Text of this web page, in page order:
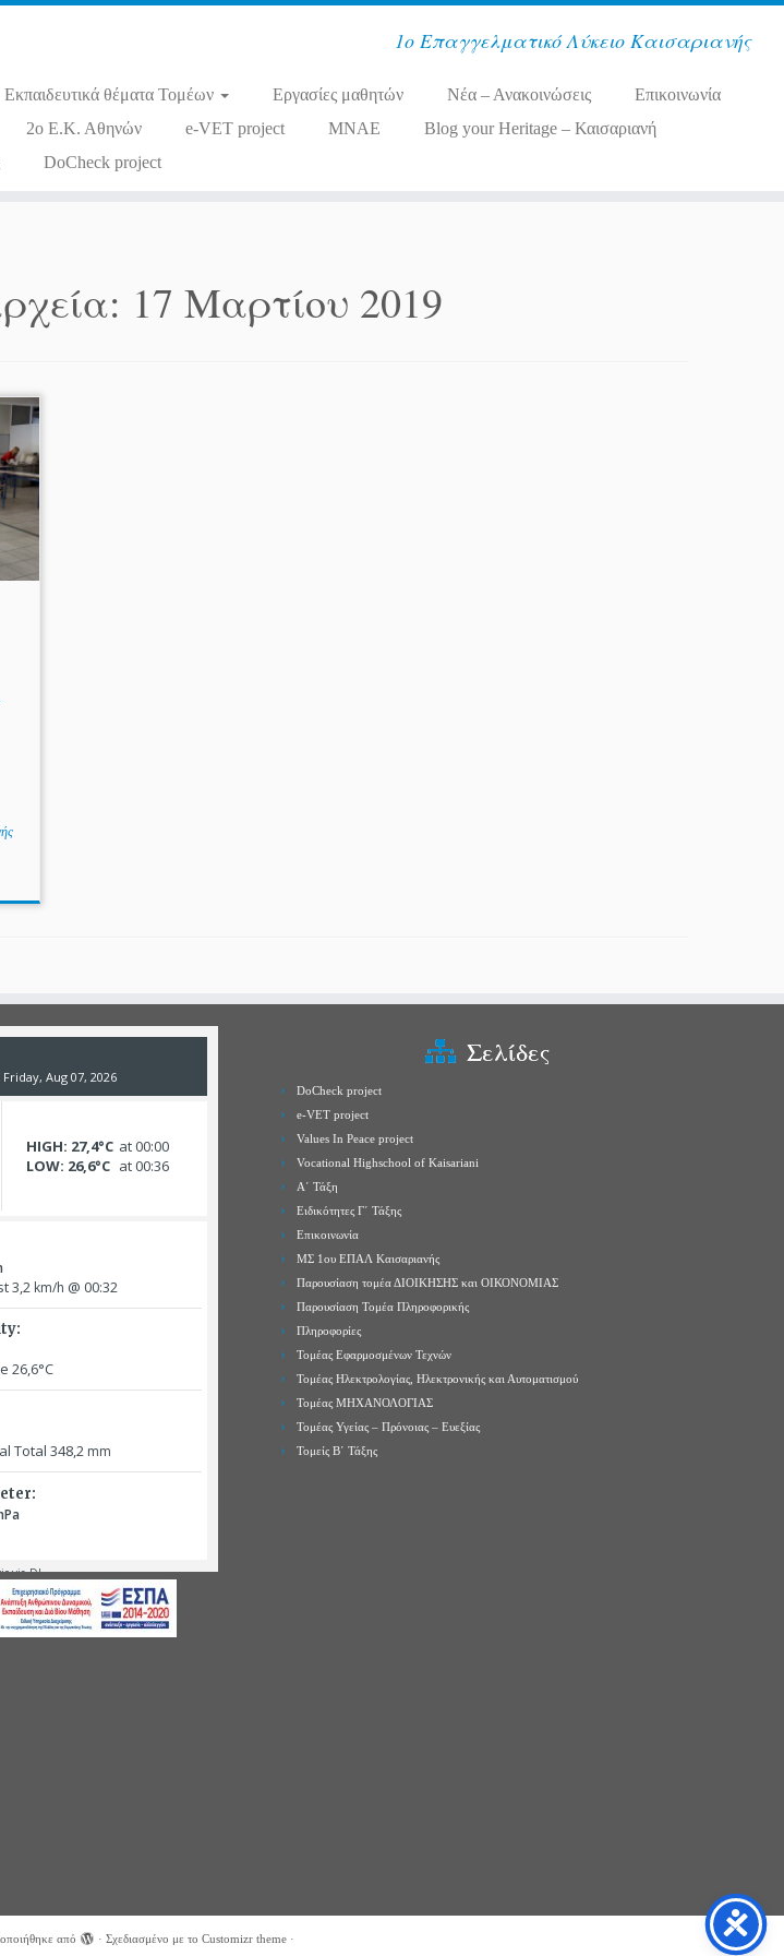
1ο Επαγγελματικό Λύκειο Καισαριανής
Εκπαιδευτικά θέματα Τομέων Εργασίες μαθητών Νέα – Ανακοινώσεις
Επικοινωνία
2ο Ε.Κ. Αθηνών e-VET project MNAE
Blog your Heritage – Καισαριανή
DoCheck project
17 Μαρτίου 2019
Σελίδες
DoCheck project
e-VET project
Values In Peace project
Vocational Highschool of Kaisariani
Α΄ Τάξη
Ειδικότητες Γ΄ Τάξης
Επικοινωνία
ΜΣ 1ου ΕΠΑΛ Καισαριανής
Παρουσίαση τομέα ΔΙΟΙΚΗΣΗΣ και ΟΙΚΟΝΟΜΙΑΣ
Παρουσίαση Τομέα Πληροφορικής
Πληροφορίες
Τομέας Εφαρμοσμένων Τεχνών
Τομέας Ηλεκτρολογίας, Ηλεκτρονικής και Αυτοματισμού
Τομέας ΜΗΧΑΝΟΛΟΓΙΑΣ
Τομέας Υγείας – Πρόνοιας – Ευεξίας
Τομείς Β΄ Τάξης
από · Σχεδιασμένο με το Customizr theme·